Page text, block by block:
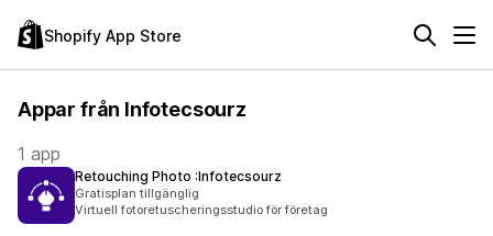
Shopify App Store
Appar från Infotecsourz
1 app
Retouching Photo :Infotecsourz
Gratisplan tillgänglig
Virtuell fotoretuscheringsstudio för företag